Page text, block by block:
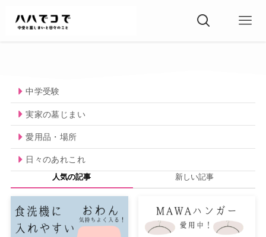
中学受験
実家の墓じまい
愛用品・場所
日々のあれこれ
人気の記事 新しい記事